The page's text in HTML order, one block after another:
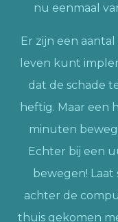
nu eenmaal
Er zijn een
leven kunt
dat de schade
heftig. Maar een
minuten
Echter bij een
bewegen!
achter de
thuis gekomen